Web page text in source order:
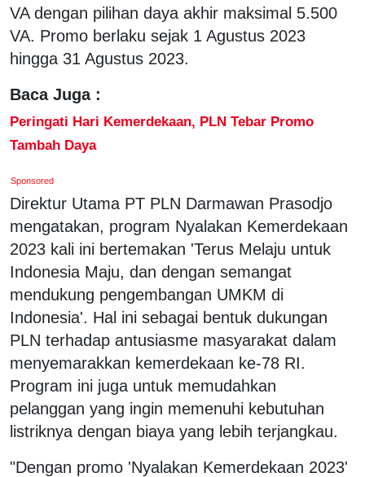
VA dengan pilihan daya akhir maksimal 5.500
VA. Promo berlaku sejak 1 Agustus 2023
hingga 31 Agustus 2023.
Baca Juga :
Peringati Hari Kemerdekaan, PLN Tebar Promo
Tambah Daya
Sponsored
Direktur Utama PT PLN Darmawan Prasodjo
mengatakan, program Nyalakan Kemerdekaan
2023 kali ini bertemakan 'Terus Melaju untuk
Indonesia Maju, dan dengan semangat
mendukung pengembangan UMKM di
Indonesia'. Hal ini sebagai bentuk dukungan
PLN terhadap antusiasme masyarakat dalam
menyemarakkan kemerdekaan ke-78 RI.
Program ini juga untuk memudahkan
pelanggan yang ingin memenuhi kebutuhan
listriknya dengan biaya yang lebih terjangkau.
"Dengan promo 'Nyalakan Kemerdekaan 2023'